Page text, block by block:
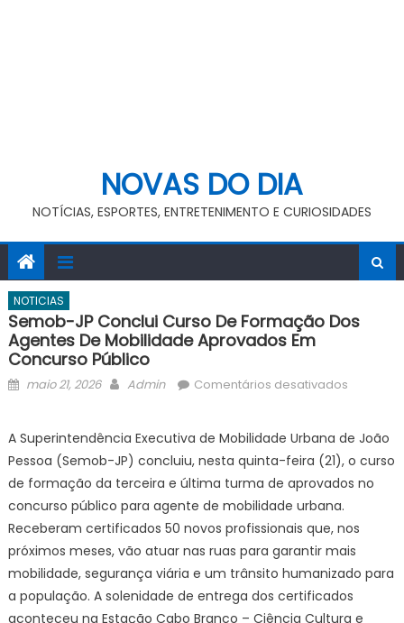
NOVAS DO DIA
NOTÍCIAS, ESPORTES, ENTRETENIMENTO E CURIOSIDADES
NOTICIAS
Semob-JP Conclui Curso De Formação Dos
Agentes De Mobilidade Aprovados Em
Concurso Público
Posted
maio 21, 2026 Author
Admin Comentários desativadosem
conclui
curso
de
dos
agentes
de
A Superintendência Executiva de Mobilidade Urbana de João
Pessoa (Semob-JP) concluiu, nesta quinta-feira (21), o curso
de formação da terceira e última turma de aprovados no
concurso público para agente de mobilidade urbana.
Receberam certificados 50 novos profissionais que, nos
próximos meses, vão atuar nas ruas para garantir mais
mobilidade, segurança viária e um trânsito humanizado para
a população. A solenidade de entrega dos certificados
aconteceu na Estação Cabo Branco – Ciência Cultura e